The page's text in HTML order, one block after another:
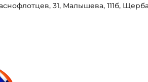
31, Малышева, 111б,